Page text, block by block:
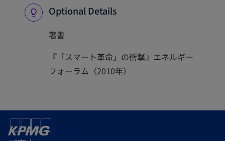
Optional Details
著書
『「スマート革命」の衝撃』エネルギー
フォーラム（2010年）